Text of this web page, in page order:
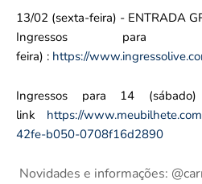
13/02 (sexta-feira) - ENTRADA
Ingressos para
feira) : https://
Ingressos para 14
link https://
42fe-b050-0708f16d2890
Novidades e informações: